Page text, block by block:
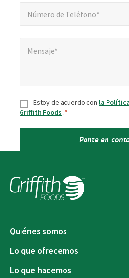
Número de Teléfono*
Mensaje*
Consentir
Estoy de acuerdo con la
Griffith Foods .*
Ponte en
Quiénes somos
Lo que ofrecemos
Lo que hacemos